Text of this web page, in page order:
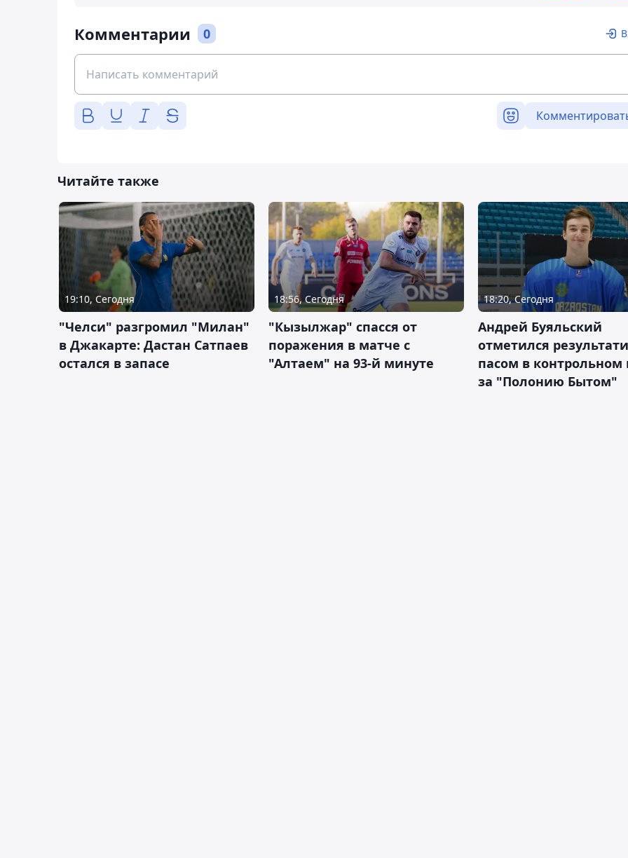
Комментарии 0
Читайте также
19:10, Сегодня
"Челси" разгромил "Милан"
в Джакарте: Дастан Сатпаев
остался в запасе
18:56, Сегодня
"Кызылжар" спасся от
поражения в матче с
"Алтаем" на 93-й минуте
18:20, Сегодня
Андрей Буяльский
отметился
пасом в контрольном
за "Полонию Бытом"